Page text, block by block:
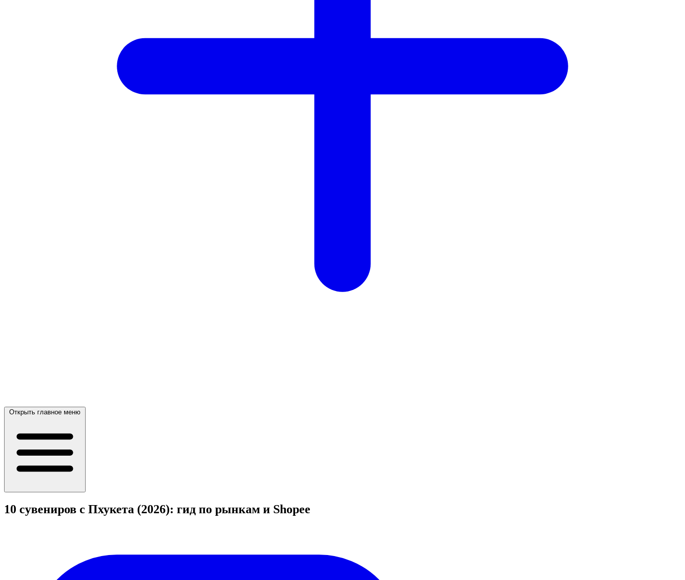
Открыть главное меню
10 сувениров с Пхукета (2026): гид по рынкам и Shopee